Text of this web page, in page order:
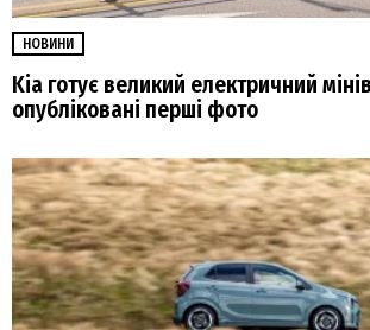
НОВИНИ
Kia готує великий електричний
опубліковані перші фото